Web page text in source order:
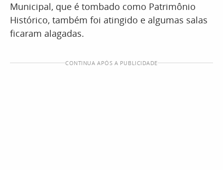
Municipal, que é tombado como Patrimônio
Histórico, também foi atingido e algumas salas
ficaram alagadas.
CONTINUA APÓS A PUBLICIDADE